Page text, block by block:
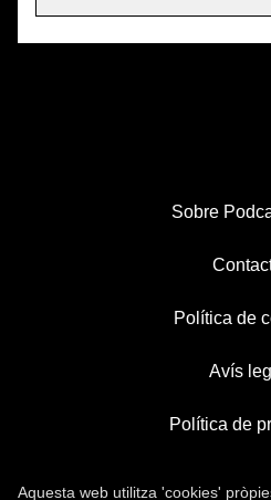
Sobre
Política de
Avís
Política de
Aquesta web utilitza 'cookies'